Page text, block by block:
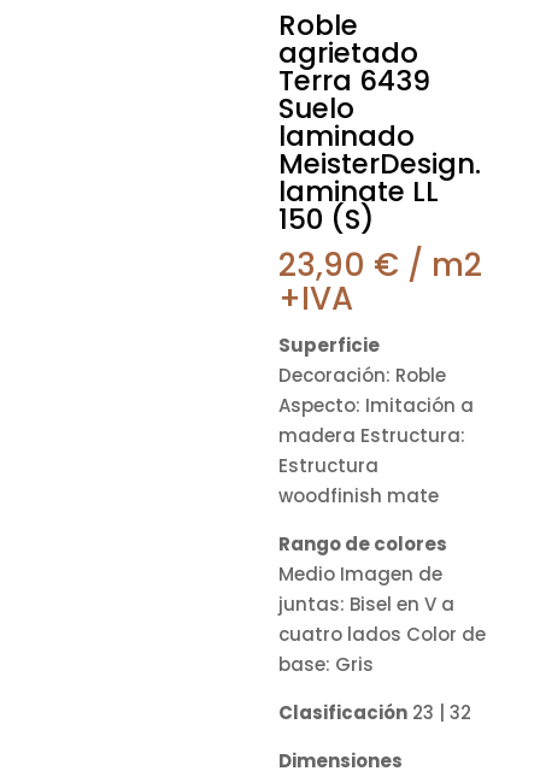
Roble
agrietado
Terra 6439
Suelo
laminado
MeisterDesign.
laminate LL
150 (S)
23,90 € / m2
+IVA
Superficie
Decoración: Roble
Aspecto: Imitación a
madera Estructura:
Estructura
woodfinish mate
Rango de colores
Medio Imagen de
juntas: Bisel en V a
cuatro lados Color de
base: Gris
Clasificación 23 | 32
Dimensiones